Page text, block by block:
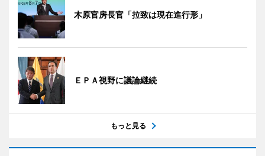
木原官房長官「拉致は現在進行形」
ＥＰＡ視野に議論継続
もっと見る